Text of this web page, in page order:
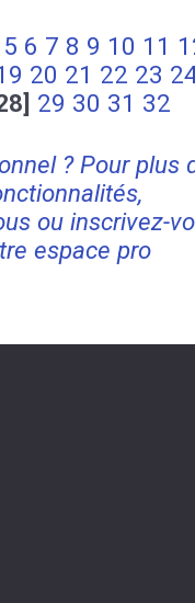
5 6 7 8 9 10 11
20 21 22 23
29 30 31 32
? Pour plus
ou inscrivez-
espace pro